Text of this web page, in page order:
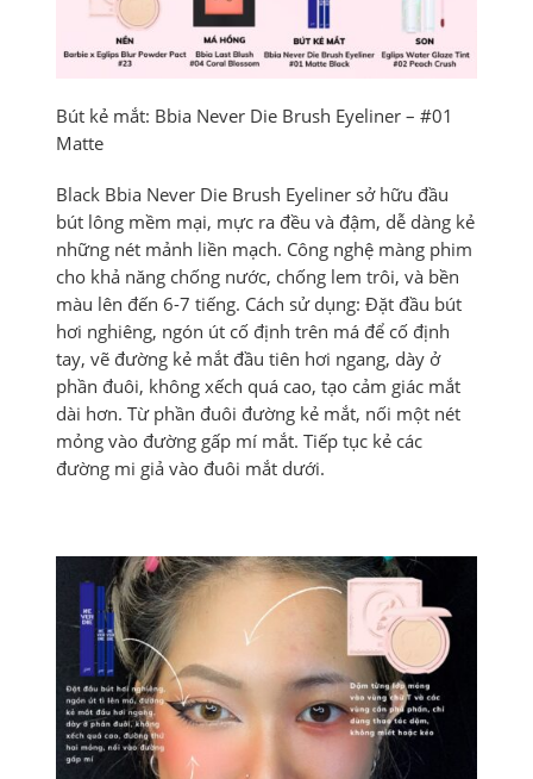
Bút kẻ mắt: Bbia Never Die Brush Eyeliner – #01
Matte
Black Bbia Never Die Brush Eyeliner sở hữu đầu
bút lông mềm mại, mực ra đều và đậm, dễ dàng kẻ
những nét mảnh liền mạch. Công nghệ màng phim
cho khả năng chống nước, chống lem trôi, và bền
màu lên đến 6-7 tiếng. Cách sử dụng: Đặt đầu bút
hơi nghiêng, ngón út cố định trên má để cố định
tay, vẽ đường kẻ mắt đầu tiên hơi ngang, dày ở
phần đuôi, không xếch quá cao, tạo cảm giác mắt
dài hơn. Từ phần đuôi đường kẻ mắt, nối một nét
mỏng vào đường gấp mí mắt. Tiếp tục kẻ các
đường mi giả vào đuôi mắt dưới.